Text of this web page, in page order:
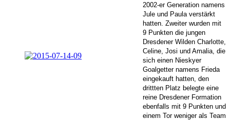
2002-er Generation namens
Jule und Paula verstärkt
hatten. Zweiter wurden mit
9 Punkten die jungen
Dresdener Wilden Charlotte,
Celine, Josi und Amalia, die
sich einen Nieskyer
Goalgetter namens Frieda
eingekauft hatten, den
drittten Platz belegte eine
reine Dresdener Formation
ebenfalls mit 9 Punkten und
einem Tor weniger als Team